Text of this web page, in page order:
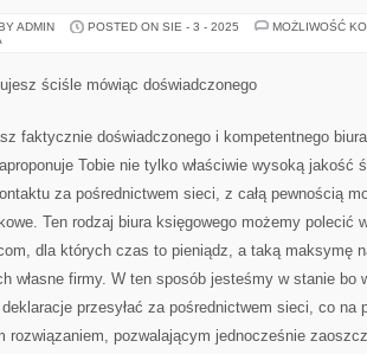
ADMIN POSTED ON SIE - 3 - 2025
MOŻLIWOŚĆ
ściśle mówiąc doświadczonego
faktycznie doświadczonego i kompetentnego
Tobie nie tylko właściwie wysoką jakość
za pośrednictwem sieci, z całą pewnością
Ten rodzaj biura księgowego możemy polecić
dla których czas to pieniądz, a taką maksymę
własne firmy. W ten sposób jesteśmy w stanie bo
przesyłać za pośrednictwem sieci, co na
rozwiązaniem, pozwalającym jednocześnie